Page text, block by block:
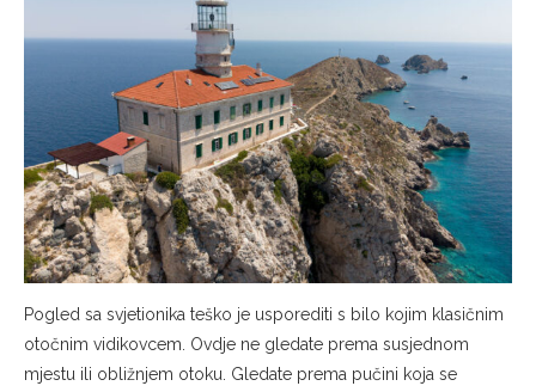
Pogled sa svjetionika teško je usporediti s bilo kojim klasičnim
otočnim vidikovcem. Ovdje ne gledate prema susjednom
mjestu ili obližnjem otoku. Gledate prema pučini koja se